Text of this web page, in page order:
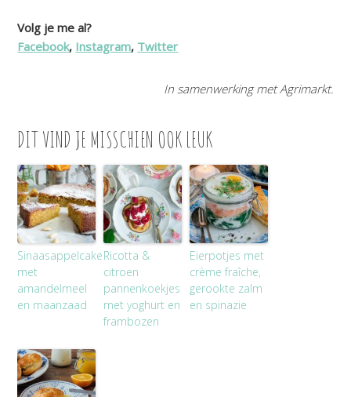
Volg je me al?
Facebook, Instagram, Twitter
In samenwerking met Agrimarkt.
DIT VIND JE MISSCHIEN OOK LEUK
Sinaasappelcake
met
amandelmeel
en maanzaad
Ricotta &
citroen
pannenkoekjes
met yoghurt en
frambozen
Eierpotjes met
crème fraîche,
gerookte zalm
en spinazie